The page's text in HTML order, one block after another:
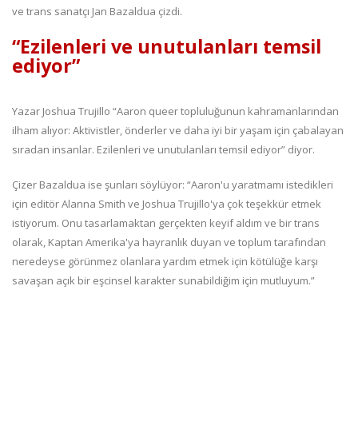
ve trans sanatçı Jan Bazaldua çizdi.
“Ezilenleri ve unutulanları temsil
ediyor”
Yazar Joshua Trujillo “Aaron queer topluluğunun kahramanlarından
ilham alıyor: Aktivistler, önderler ve daha iyi bir yaşam için çabalayan
sıradan insanlar. Ezilenleri ve unutulanları temsil ediyor” diyor.
Çizer Bazaldua ise şunları söylüyor: “Aaron'u yaratmamı istedikleri
için editör Alanna Smith ve Joshua Trujillo'ya çok teşekkür etmek
istiyorum. Onu tasarlamaktan gerçekten keyif aldım ve bir trans
olarak, Kaptan Amerika'ya hayranlık duyan ve toplum tarafından
neredeyse görünmez olanlara yardım etmek için kötülüğe karşı
savaşan açık bir eşcinsel karakter sunabildiğim için mutluyum.”